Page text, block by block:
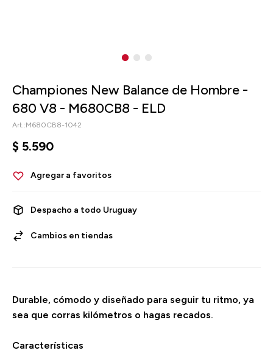
Championes New Balance de Hombre -
680 V8 - M680CB8 - ELD
M680CB8-1042
$ 5.590
Despacho a todo Uruguay
Cambios en tiendas
Durable, cómodo y diseñado para seguir tu ritmo, ya
sea que corras kilómetros o hagas recados.
Características